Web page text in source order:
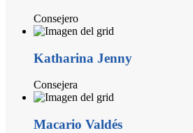
Consejero
Katharina Jenny
Consejera
Macario Valdés